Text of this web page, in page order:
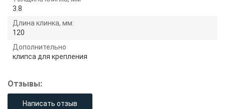
3.8
Длина клинка, мм:
120
Дополнительно
клипса для крепления
Отзывы:
Написать отзыв